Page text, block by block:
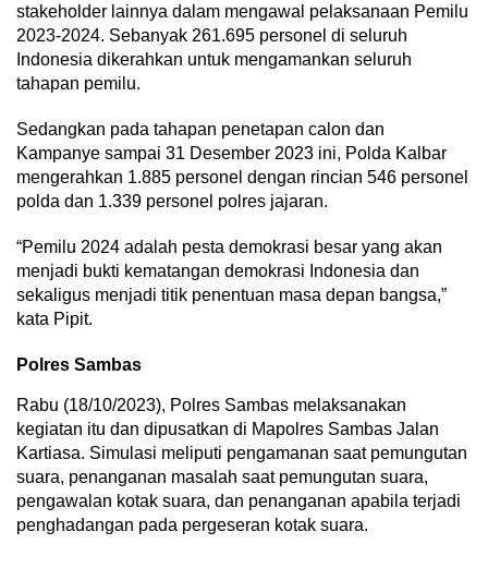
stakeholder lainnya dalam mengawal pelaksanaan Pemilu
2023-2024. Sebanyak 261.695 personel di seluruh
Indonesia dikerahkan untuk mengamankan seluruh
tahapan pemilu.
Sedangkan pada tahapan penetapan calon dan
Kampanye sampai 31 Desember 2023 ini, Polda Kalbar
mengerahkan 1.885 personel dengan rincian 546 personel
polda dan 1.339 personel polres jajaran.
“Pemilu 2024 adalah pesta demokrasi besar yang akan
menjadi bukti kematangan demokrasi Indonesia dan
sekaligus menjadi titik penentuan masa depan bangsa,”
kata Pipit.
Polres Sambas
Rabu (18/10/2023), Polres Sambas melaksanakan
kegiatan itu dan dipusatkan di Mapolres Sambas Jalan
Kartiasa. Simulasi meliputi pengamanan saat pemungutan
suara, penanganan masalah saat pemungutan suara,
pengawalan kotak suara, dan penanganan apabila terjadi
penghadangan pada pergeseran kotak suara.